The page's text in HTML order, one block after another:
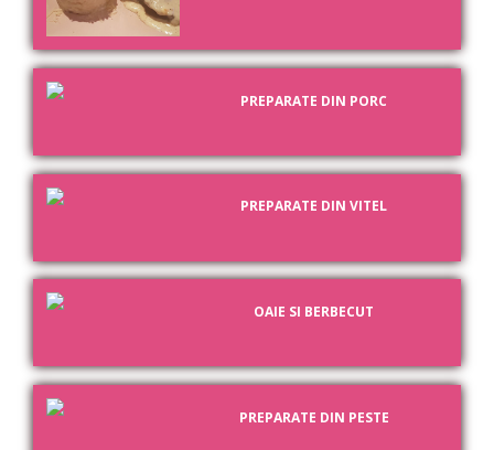
PREPARATE DIN PORC
PREPARATE DIN VITEL
OAIE SI BERBECUT
PREPARATE DIN PESTE